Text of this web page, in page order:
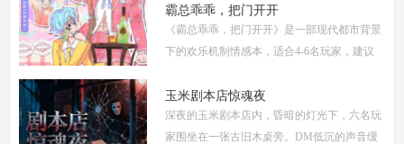
精密的机制设计和深刻的人性探讨，在剧本杀
圈
霸总乖乖，把门开开
《霸总乖乖，把门开开》是一部现代都市背景
下的欢乐机制情感本，适合4-6名玩家，建议
争、家族恩怨与情感纠葛，以轻松幽默的笔触
描绘了一
玉米剧本店惊魂夜
深夜的玉米剧本店内，昏暗的灯光下，六名玩
家围坐在一张古旧木桌旁。DM低沉的声音缓